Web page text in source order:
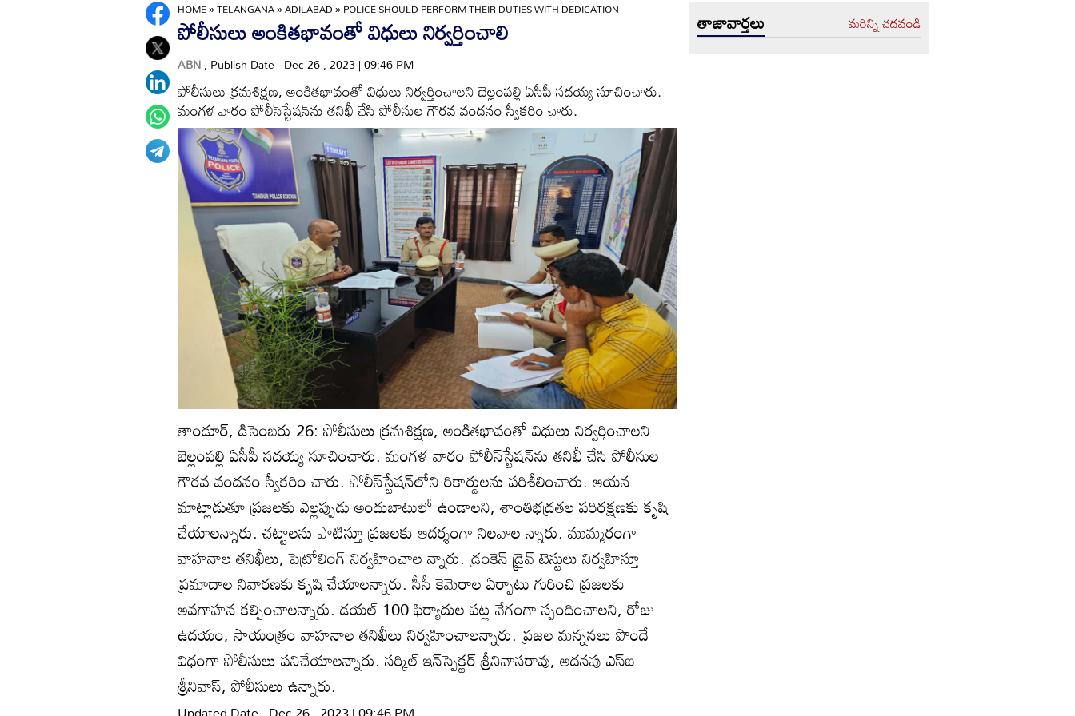
HOME»TELANGANA»ADILABAD»POLICE SHOULD PERFORM THEIR DUTIES WITH DEDICATION
పోలీసులు అంకితభావంతో విధులు నిర్వర్తించాలి
ABN, Publish Date - Dec 26 , 2023 | 09:46 PM
పోలీసులు క్రమశిక్షణ, అంకితభావంతో విధులు నిర్వర్తించాలని బెల్లంపల్లి ఏసీపీ సదయ్య సూచించారు.
మంగళ వారం పోలీస్‌స్టేషన్‌ను తనిఖీ చేసి పోలీసుల గౌరవ వందనం స్వీకరిం చారు.
తాండూర్‌, డిసెంబరు 26: పోలీసులు క్రమశిక్షణ, అంకితభావంతో విధులు నిర్వర్తించాలని
బెల్లంపల్లి ఏసీపీ సదయ్య సూచించారు. మంగళ వారం పోలీస్‌స్టేషన్‌ను తనిఖీ చేసి పోలీసుల
గౌరవ వందనం స్వీకరిం చారు. పోలీస్‌స్టేషన్‌లోని రికార్డులను పరిశీలించారు. ఆయన
మాట్లాడుతూ ప్రజలకు ఎల్లప్పుడు అందుబాటులో ఉండాలని, శాంతిభద్రతల పరిరక్షణకు కృషి
చేయాలన్నారు. చట్టాలను పాటిస్తూ ప్రజలకు ఆదర్శంగా నిలవాల న్నారు. ముమ్మరంగా
వాహనాల తనిఖీలు, పెట్రోలింగ్‌ నిర్వహించాల న్నారు. డ్రంకెన్‌ డ్రైవ్‌ టెస్టులు నిర్వహిస్తూ
ప్రమాదాల నివారణకు కృషి చేయాలన్నారు. సీసీ కెమెరాల ఏర్పాటు గురించి ప్రజలకు
అవగాహన కల్పించాలన్నారు. డయల్‌ 100 ఫిర్యాదుల పట్ల వేగంగా స్పందించాలని, రోజు
ఉదయం, సాయంత్రం వాహనాల తనిఖీలు నిర్వహించాలన్నారు. ప్రజల మన్ననలు పొందే
విధంగా పోలీసులు పనిచేయాలన్నారు. సర్కిల్‌ ఇన్‌స్పెక్టర్‌ శ్రీనివాసరావు, అదనపు ఎస్‌ఐ
శ్రీనివాస్‌, పోలీసులు ఉన్నారు.
తాజావార్తలు మరిన్ని చదవండి